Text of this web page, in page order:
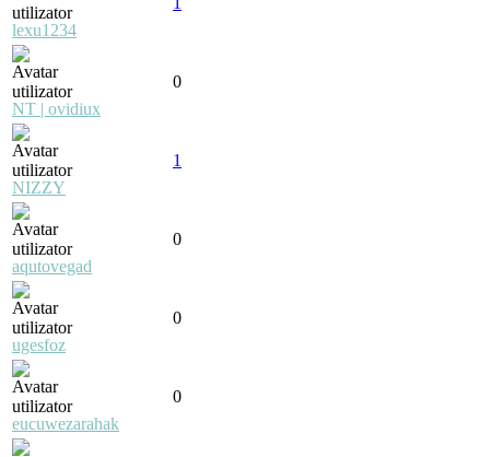
lexu1234
NT | ovidiux
0
NIZZY
1
aqutovegad
0
ugesfoz
0
eucuwezarahak
0